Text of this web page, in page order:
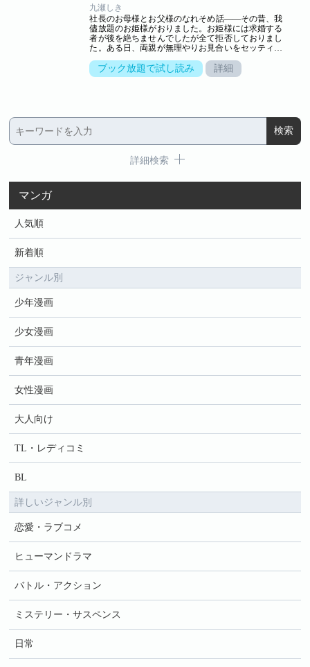
九瀬しき
社長のお母様とお父様のなれそめ話――その昔、我
儘放題のお姫様がおりました。お姫様には求婚する
者が後を絶ちませんでしたが全て拒否しておりまし
た。ある日、両親が無理やりお見合いをセッティン
て…！？【恋するソワレ】
ブック放題で試し読み 詳細
詳細検索
マンガ
人気順
新着順
ジャンル別
少年漫画
少女漫画
青年漫画
女性漫画
大人向け
TL・レディコミ
BL
詳しいジャンル別
恋愛・ラブコメ
ヒューマンドラマ
バトル・アクション
ミステリー・サスペンス
日常